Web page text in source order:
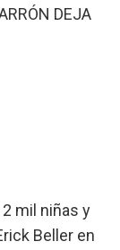
DEJA
mil niñas y
Beller en